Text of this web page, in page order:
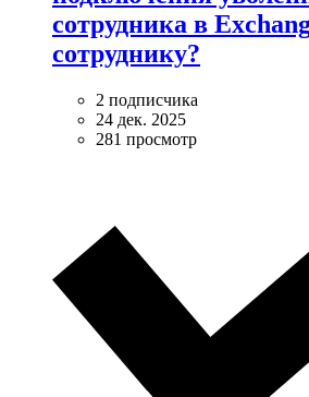
сотрудника в
сотруднику?
2 подписчика
24 дек. 2025
281 просмотр